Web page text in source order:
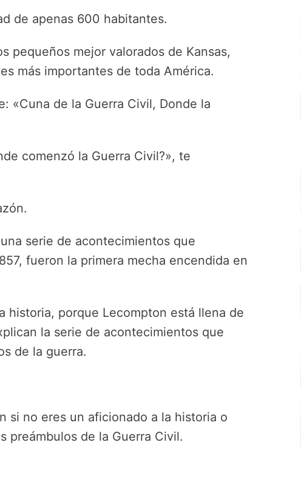
de apenas 600 habitantes.
pequeños mejor valorados de Kansas,
más importantes de toda América.
«Cuna de la Guerra Civil, Donde la
comenzó la Guerra Civil?», te
serie de acontecimientos que
fueron la primera mecha encendida en
historia, porque Lecompton está llena de
la serie de acontecimientos que
de la guerra.
si no eres un aficionado a la historia o
preámbulos de la Guerra Civil.